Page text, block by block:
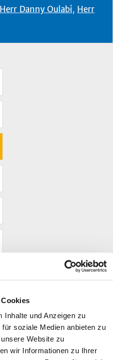
Inhalte und Anzeigen zu
soziale Medien anbieten zu
Website zu
wir Informationen zu Ihrer
Herr Danny Oulabi, Herr